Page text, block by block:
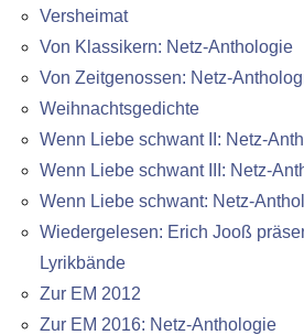
Versheimat
Von Klassikern: Netz-Anthologie
Von Zeitgenossen: Netz-
Weihnachtsgedichte
Wenn Liebe schwant II: Netz-
Wenn Liebe schwant III: Netz-
Wenn Liebe schwant: Netz-
Wiedergelesen: Erich Jooß
Lyrikbände
Zur EM 2012
Zur EM 2016: Netz-Anthologie